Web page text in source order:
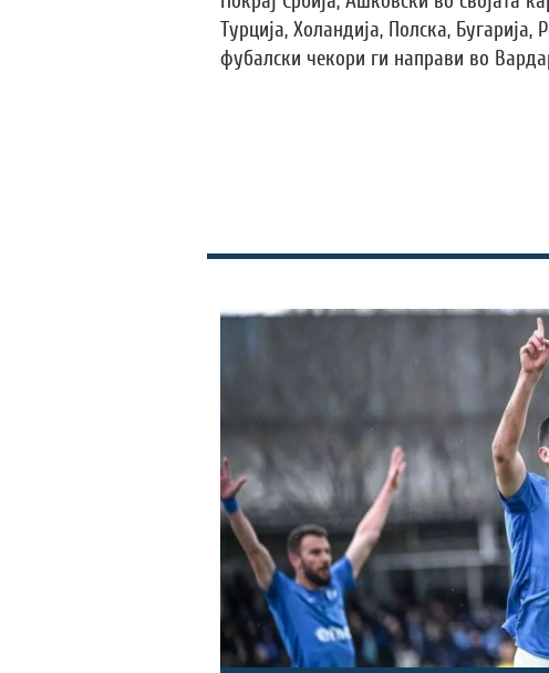
Турција, Холандија, Полска, Бугарија,
фубалски чекори ги направи во